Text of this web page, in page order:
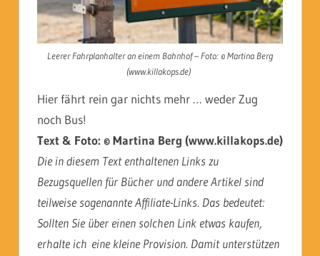
Leerer Fahrplanhalter an einem Bahnhof – Foto: © Martina Berg
(www.killakops.de)
Hier fährt rein gar nichts mehr … weder Zug
noch Bus!
Text & Foto: © Martina Berg (www.killakops.de)
Die in diesem Text enthaltenen Links zu
Bezugsquellen für Bücher und andere Artikel sind
teilweise sogenannte Affiliate-Links. Das bedeutet:
Sollten Sie über einen solchen Link etwas kaufen,
erhalte ich eine kleine Provision. Damit unterstützen